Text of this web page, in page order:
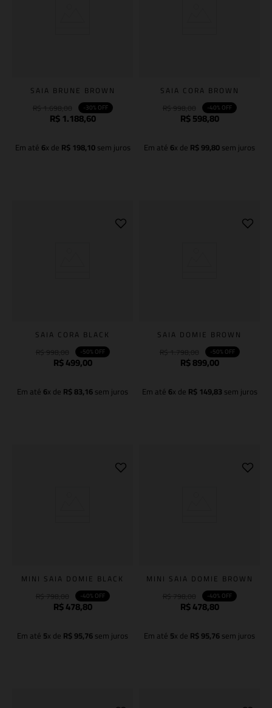
SAIA BRUNE BROWN
-30% OFF
R$1.188,60
Em até 6x de R$198,10sem juros
SAIA CORA BROWN
-40% OFF
R$598,80
Em até 6x de R$99,80sem juros
SAIA CORA BLACK
-50% OFF
R$499,00
Em até 6x de R$83,16sem juros
SAIA DOMIE BROWN
-50% OFF
R$899,00
Em até 6x de R$149,83 sem juros
MINI SAIA DOMIE BLACK
-40% OFF
R$478,80
Em até 5x de R$95,76sem juros
MINI SAIA DOMIE BROWN
-40% OFF
R$478,80
Em até 5x de R$95,76sem juros